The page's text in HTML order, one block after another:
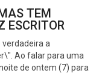
TEM
ESCRITOR
verdadeira a
Ao falar para uma
de ontem (7) para